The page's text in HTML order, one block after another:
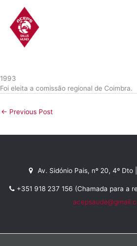
content
1993
Foi eleita a comissão regional de Coimbra.
← Previous Post
Av. Sidónio Pais, nº 20, 4º Dto
+351 918 237 156 (Chamada para a